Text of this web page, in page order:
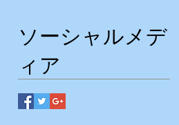
ソーシャルメデ
ィア